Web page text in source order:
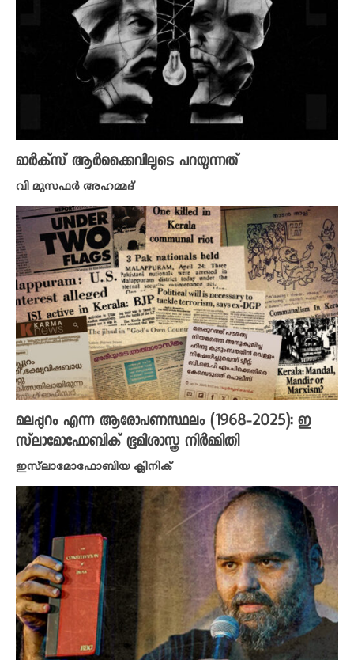
മാർക്സ് ആർക്കൈവിലൂടെ പറയുന്നത്
വി മുസഫർ അഹമ്മദ്
മലപ്പുറം എന്ന ആരോപണസ്ഥലം (1968-2025): ഇ
സ്‌ലാമോഫോബിക് ഭൂമിശാസ്ത്ര നിർമ്മിതി
ഇസ്‌ലാമോഫോബിയ ക്ലിനിക്